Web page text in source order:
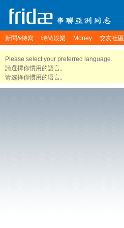
新聞&特寫 時尚娛樂 Money 交友社區
Please select your preferred language.
請選擇你慣用的語言。
请选择你惯用的语言。